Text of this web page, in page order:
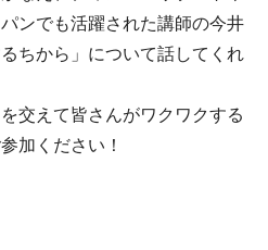
ンでも活躍された講師の今井
ちから」について話してくれ
交えて皆さんがワクワクする
加ください！